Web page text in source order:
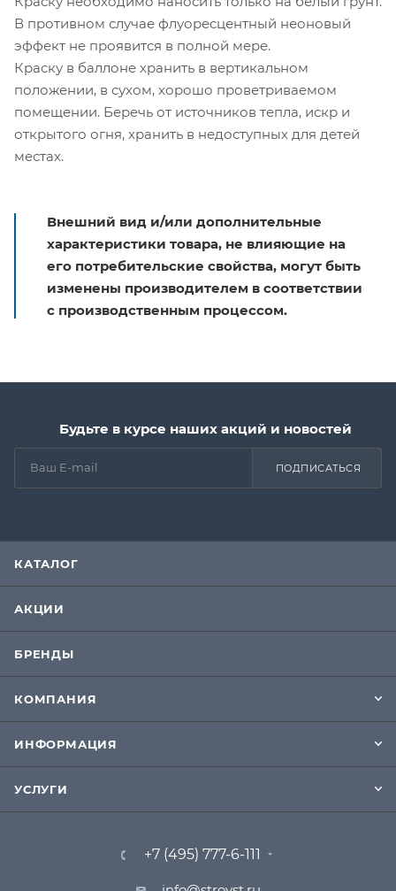
В противном случае флуоресцентный неоновый
эффект не проявится в полной мере.
Краску в баллоне хранить в вертикальном
положении, в сухом, хорошо проветриваемом
помещении. Беречь от источников тепла, искр и
открытого огня, хранить в недоступных для детей
местах.
Внешний вид и/или дополнительные
характеристики товара, не влияющие на
его потребительские свойства, могут быть
изменены производителем в соответствии
с производственным процессом.
Будьте в курсе наших акций и новостей
ПОДПИСАТЬСЯ
КАТАЛОГ
АКЦИИ
БРЕНДЫ
КОМПАНИЯ
ИНФОРМАЦИЯ
УСЛУГИ
+7 (495) 777-6-111